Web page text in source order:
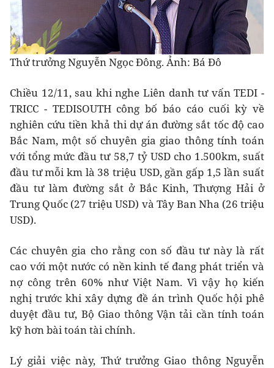
Thứ trưởng Nguyễn Ngọc Đông. Ảnh: Bá Đô
Chiều 12/11, sau khi nghe Liên danh tư vấn TEDI -
TRICC - TEDISOUTH công bố báo cáo cuối kỳ về
nghiên cứu tiền khả thi dự án đường sắt tốc độ cao
Bắc Nam, một số chuyên gia giao thông tính toán
với tổng mức đầu tư 58,7 tỷ USD cho 1.500km, suất
đầu tư mỗi km là 38 triệu USD, gần gấp 1,5 lần suất
đầu tư làm đường sắt ở Bắc Kinh, Thượng Hải ở
Trung Quốc (27 triệu USD) và Tây Ban Nha (26 triệu
USD).
Các chuyên gia cho rằng con số đầu tư này là rất
cao với một nước có nền kinh tế đang phát triển và
nợ công trên 60% như Việt Nam. Vì vậy họ kiến
nghị trước khi xây dựng đề án trình Quốc hội phê
duyệt đầu tư, Bộ Giao thông Vận tải cần tính toán
kỹ hơn bài toán tài chính.
Lý giải việc này, Thứ trưởng Giao thông Nguyễn